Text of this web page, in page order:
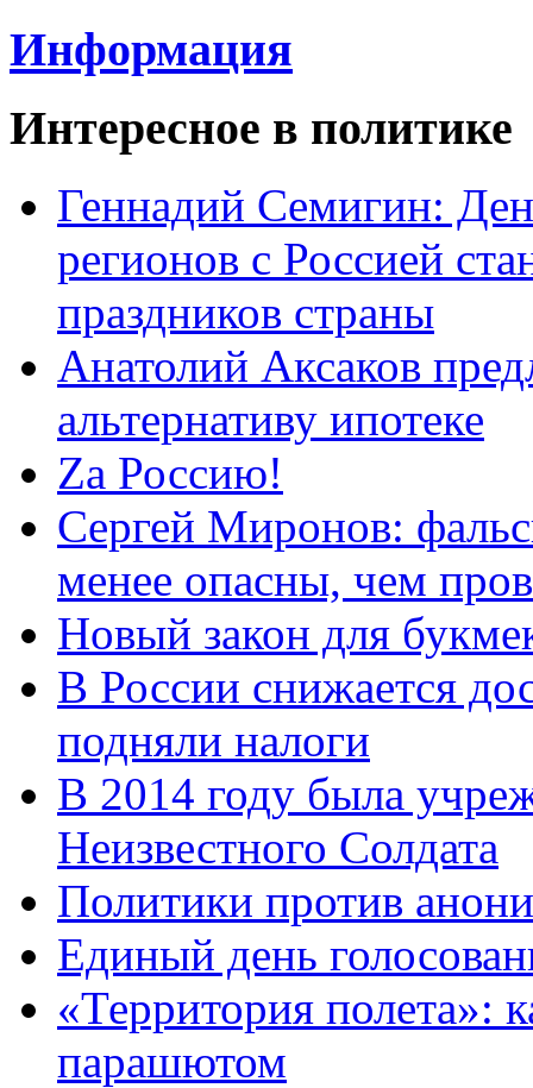
Информация
Интересное в политике
Геннадий Семигин:
регионов с Россией
праздников страны
Анатолий Аксаков
альтернативу ипотеке
Zа Россию!
Сергей Миронов:
менее опасны, чем
Новый закон для
В России снижается
подняли налоги
В 2014 году была
Неизвестного Солдата
Политики против
Единый день
«Территория полета»:
парашютом